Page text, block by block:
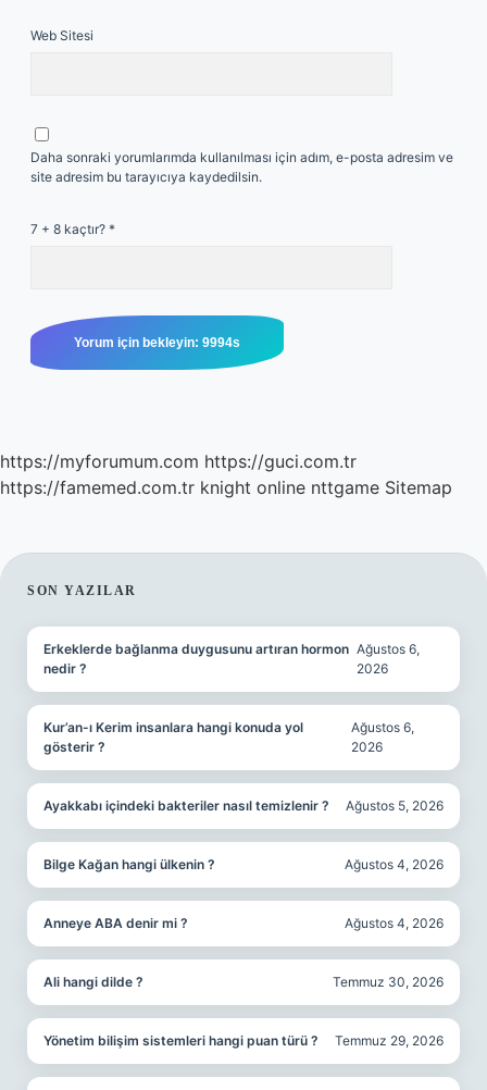
Web Sitesi
Daha sonraki yorumlarımda kullanılması için adım, e-posta adresim ve
site adresim bu tarayıcıya kaydedilsin.
7 + 8 kaçtır? *
https://myforumum.com https://guci.com.tr
https://famemed.com.tr knight online nttgame Sitemap
SIDEBAR
SON YAZILAR
Erkeklerde bağlanma duygusunu artıran hormon
nedir ?
Ağustos 6,
2026
Kur’an-ı Kerim insanlara hangi konuda yol
gösterir ?
Ağustos 6,
2026
Ayakkabı içindeki bakteriler nasıl temizlenir ? Ağustos 5, 2026
Bilge Kağan hangi ülkenin ? Ağustos 4, 2026
Anneye ABA denir mi ? Ağustos 4, 2026
Ali hangi dilde ? Temmuz 30, 2026
Yönetim bilişim sistemleri hangi puan türü ? Temmuz 29, 2026